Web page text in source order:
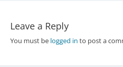
Leave a Reply
You must be logged in to post a